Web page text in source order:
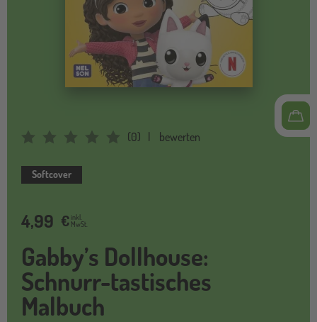
Average Rating: 0 (0) bewerten
Softcover
4,99 € inkl.
MwSt.
Gabby’s Dollhouse:
Schnurr-tastisches
Malbuch